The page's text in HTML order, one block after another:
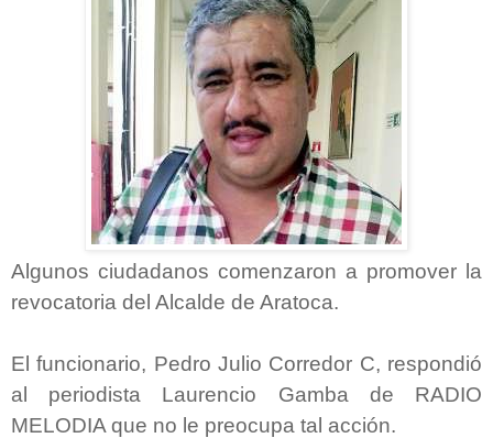
Algunos ciudadanos comenzaron a promover la
revocatoria del Alcalde de Aratoca.
El funcionario, Pedro Julio Corredor C, respondió
al periodista Laurencio Gamba de RADIO
MELODIA que no le preocupa tal acción.